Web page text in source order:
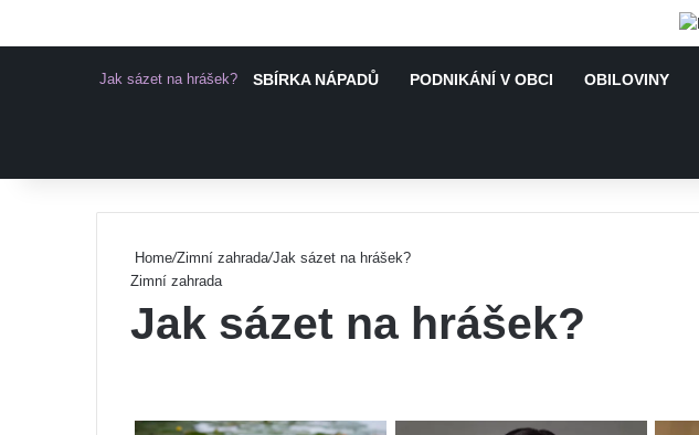
Jak sázet na hrášek? SBÍRKA NÁPADŮ PODNIKÁNÍ V OBCI OBILOVINY
Home/Zimní zahrada/Jak sázet na hrášek?
Zimní zahrada
Jak sázet na hrášek?